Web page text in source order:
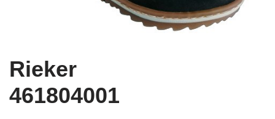
Rieker
461804001